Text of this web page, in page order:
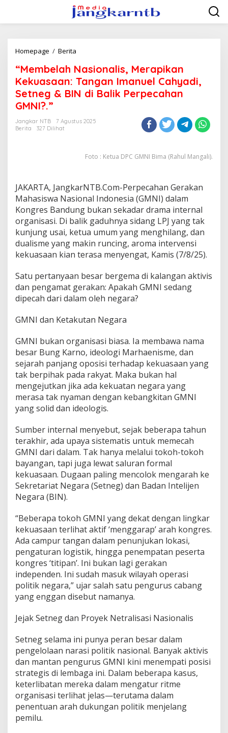
konten
Homepage / Berita
Merapikan
Kekuasaan:
Tangan
Imanuel
&
Perpecahan
“Membelah Nasionalis, Merapikan
Kekuasaan: Tangan Imanuel Cahyadi,
Setneg & BIN di Balik Perpecahan
GMNI?.”
Jangkar NTB
7 Agustus 2025
Berita
327 Dilihat
Foto : Ketua DPC GMNI Bima (Rahul Mangali).
JAKARTA, JangkarNTB.Com-Perpecahan Gerakan
Mahasiswa Nasional Indonesia (GMNI) dalam
Kongres Bandung bukan sekadar drama internal
organisasi. Di balik gaduhnya sidang LPJ yang tak
kunjung usai, ketua umum yang menghilang, dan
dualisme yang makin runcing, aroma intervensi
kekuasaan kian terasa menyengat, Kamis (7/8/25).
Satu pertanyaan besar bergema di kalangan aktivis
dan pengamat gerakan: Apakah GMNI sedang
dipecah dari dalam oleh negara?
GMNI dan Ketakutan Negara
GMNI bukan organisasi biasa. Ia membawa nama
besar Bung Karno, ideologi Marhaenisme, dan
sejarah panjang oposisi terhadap kekuasaan yang
tak berpihak pada rakyat. Maka bukan hal
mengejutkan jika ada kekuatan negara yang
merasa tak nyaman dengan kebangkitan GMNI
yang solid dan ideologis.
Sumber internal menyebut, sejak beberapa tahun
terakhir, ada upaya sistematis untuk memecah
GMNI dari dalam. Tak hanya melalui tokoh-tokoh
bayangan, tapi juga lewat saluran formal
kekuasaan. Dugaan paling mencolok mengarah ke
Sekretariat Negara (Setneg) dan Badan Intelijen
Negara (BIN).
“Beberapa tokoh GMNI yang dekat dengan lingkar
kekuasaan terlihat aktif ‘menggarap’ arah kongres.
Ada campur tangan dalam penunjukan lokasi,
pengaturan logistik, hingga penempatan peserta
kongres ‘titipan’. Ini bukan lagi gerakan
independen. Ini sudah masuk wilayah operasi
politik negara,” ujar salah satu pengurus cabang
yang enggan disebut namanya.
Jejak Setneg dan Proyek Netralisasi Nasionalis
Setneg selama ini punya peran besar dalam
pengelolaan narasi politik nasional. Banyak aktivis
dan mantan pengurus GMNI kini menempati posisi
strategis di lembaga ini. Dalam beberapa kasus,
keterlibatan mereka dalam mengatur ritme
organisasi terlihat jelas—terutama dalam
penentuan arah dukungan politik menjelang
pemilu.